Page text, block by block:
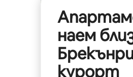
наем
курорт